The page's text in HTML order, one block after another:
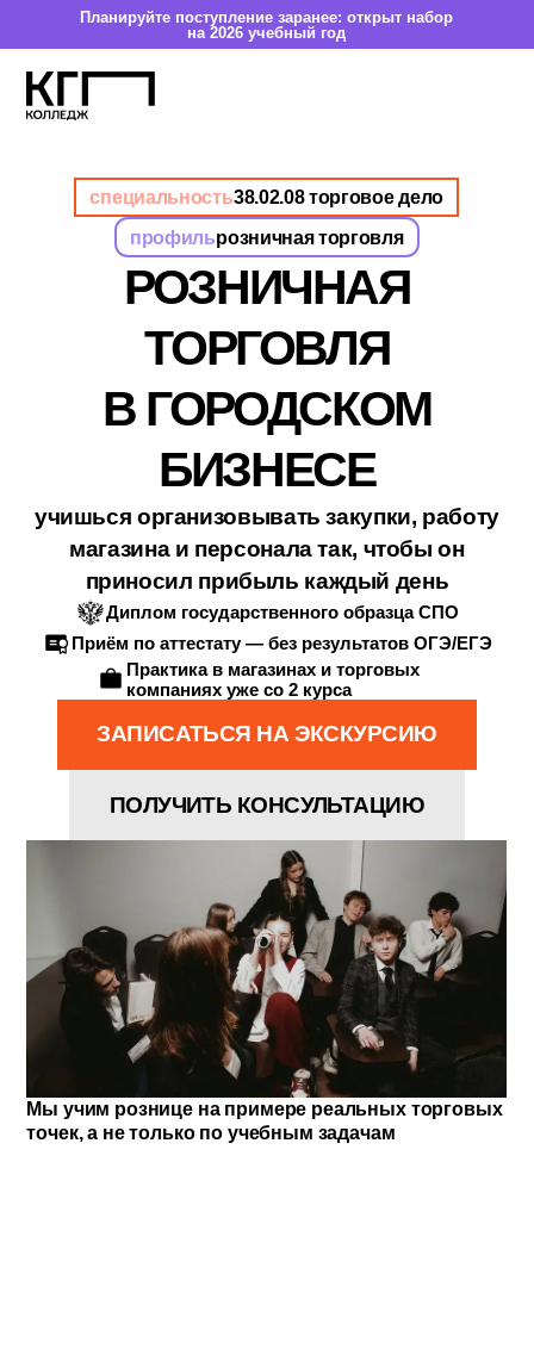
Планируйте поступление заранее: открыт набор
на 2026 учебный год
специальность38.02.08 торговое дело
профильрозничная торговля
РОЗНИЧНАЯ
ТОРГОВЛЯ
В ГОРОДСКОМ
БИЗНЕСЕ
учишься организовывать закупки, работу
магазина и персонала так, чтобы он
приносил прибыль каждый день
Диплом государственного образца СПО
Приём по аттестату — без результатов ОГЭ/ЕГЭ
компаниях уже со 2 курса
ПОЛУЧИТЬ КОНСУЛЬТАЦИЮ